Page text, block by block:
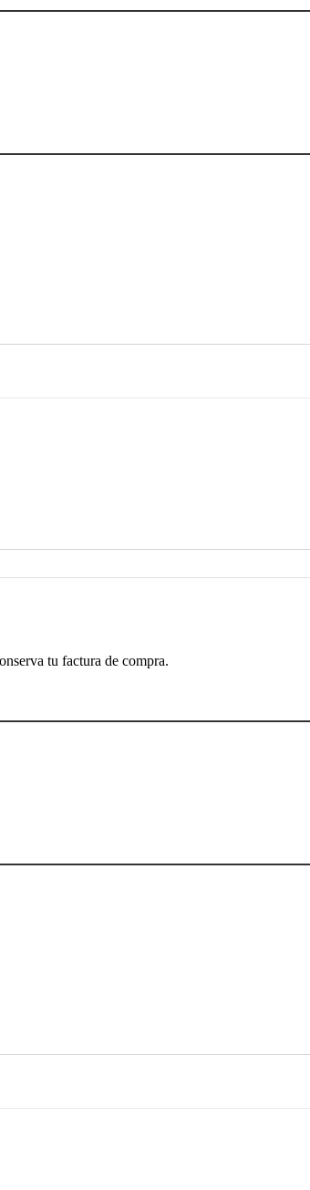
tu factura de compra.